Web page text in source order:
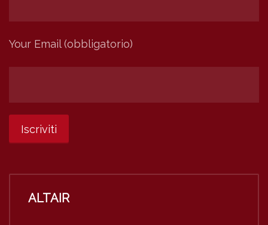
Your Email (obbligatorio)
ALTAIR